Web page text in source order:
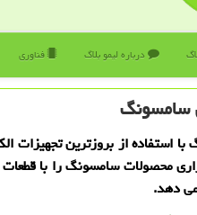
درباره لیمو بلاگ فناوری
سامسونگ
استفاده از بروزترین تجهیزات
محصولات سامسونگ را با قطعات
دهد.